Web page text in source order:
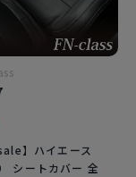
】ハイエース
シートカバー 全